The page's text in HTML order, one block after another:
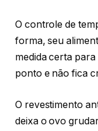
O controle de
forma, seu
medida certa
ponto e não fica
O revestimento
deixa o ovo